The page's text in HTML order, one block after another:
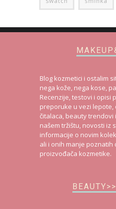
Blog kozmetici i ostalim
nega kože, nega kose,
Recenzije, testovi i opisi
preporuke u vezi
čitalaca, beauty trendovi
našem tržištu, novosti iz
informacije o novim
ali i onih manje poznatih
proizvođača kozmetike.